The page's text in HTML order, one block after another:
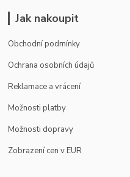
Jak nakoupit
Obchodní podmínky
Ochrana osobních údajů
Reklamace a vrácení
Možnosti platby
Možnosti dopravy
Zobrazení cen v EUR